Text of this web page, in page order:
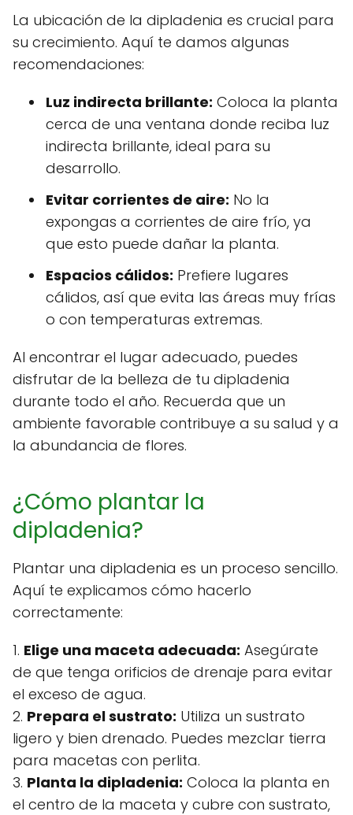
La ubicación de la dipladenia es crucial para
su crecimiento. Aquí te damos algunas
recomendaciones:
Luz indirecta brillante: Coloca la planta
cerca de una ventana donde reciba luz
indirecta brillante, ideal para su
desarrollo.
Evitar corrientes de aire: No la
expongas a corrientes de aire frío, ya
que esto puede dañar la planta.
Espacios cálidos: Prefiere lugares
cálidos, así que evita las áreas muy frías
o con temperaturas extremas.
Al encontrar el lugar adecuado, puedes
disfrutar de la belleza de tu dipladenia
durante todo el año. Recuerda que un
ambiente favorable contribuye a su salud y a
la abundancia de flores.
¿Cómo plantar la
dipladenia?
Plantar una dipladenia es un proceso sencillo.
Aquí te explicamos cómo hacerlo
correctamente:
1. Elige una maceta adecuada: Asegúrate
de que tenga orificios de drenaje para evitar
el exceso de agua.
2. Prepara el sustrato: Utiliza un sustrato
ligero y bien drenado. Puedes mezclar tierra
para macetas con perlita.
3. Planta la dipladenia: Coloca la planta en
el centro de la maceta y cubre con sustrato,